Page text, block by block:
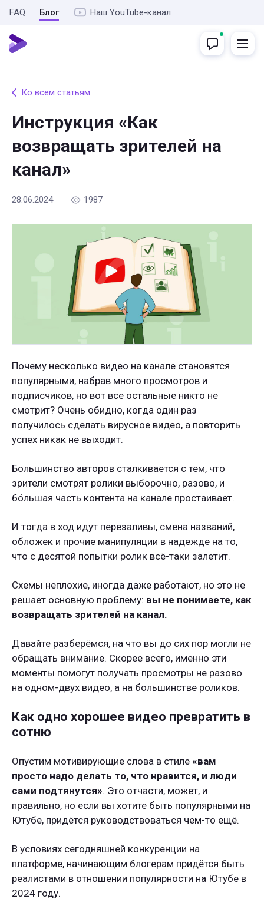
FAQ Блог Наш YouTube-канал
Ко всем статьям
Инструкция «Как
возвращать зрителей на
канал»
28.06.2024 1987
Почему несколько видео на канале становятся
популярными, набрав много просмотров и
подписчиков, но вот все остальные никто не
смотрит? Очень обидно, когда один раз
получилось сделать вирусное видео, а повторить
успех никак не выходит.
Большинство авторов сталкивается с тем, что
зрители смотрят ролики выборочно, разово, и
бóльшая часть контента на канале простаивает.
И тогда в ход идут перезаливы, смена названий,
обложек и прочие манипуляции в надежде на то,
что с десятой попытки ролик всё-таки залетит.
Схемы неплохие, иногда даже работают, но это не
решает основную проблему: вы не понимаете, как
возвращать зрителей на канал.
Давайте разберёмся, на что вы до сих пор могли не
обращать внимание. Скорее всего, именно эти
моменты помогут получать просмотры не разово
на одном-двух видео, а на большинстве роликов.
Как одно хорошее видео превратить в
сотню
Опустим мотивирующие слова в стиле «вам
просто надо делать то, что нравится, и люди
сами подтянутся». Это отчасти, может, и
правильно, но если вы хотите быть популярными на
Ютубе, придётся руководствоваться чем-то ещё.
В условиях сегодняшней конкуренции на
платформе, начинающим блогерам придётся быть
реалистами в отношении популярности на Ютубе в
2024 году.